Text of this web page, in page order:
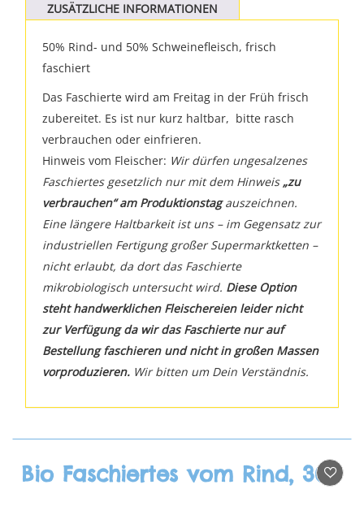
ZUSÄTZLICHE INFORMATIONEN
50% Rind- und 50% Schweinefleisch, frisch
faschiert
Das Faschierte wird am Freitag in der Früh frisch
zubereitet. Es ist nur kurz haltbar, bitte rasch
verbrauchen oder einfrieren.
Hinweis vom Fleischer: Wir dürfen ungesalzenes
Faschiertes gesetzlich nur mit dem Hinweis „zu
verbrauchen“ am Produktionstagauszeichnen.
Eine längere Haltbarkeit ist uns – im Gegensatz zur
industriellen Fertigung großer Supermarktketten –
nicht erlaubt, da dort das Faschierte
mikrobiologisch untersucht wird. Diese Option
steht handwerklichen Fleischereien leider nicht
zur Verfügung da wir das Faschierte nur auf
Bestellung faschieren und nicht in großen Massen
vorproduzieren. Wir bitten um Dein Verständnis.
Bio Faschiertes vom Rind, 300g